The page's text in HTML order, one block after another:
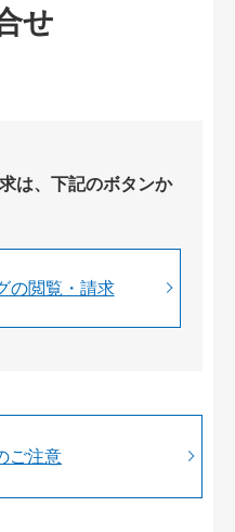
せ
は、下記のボタンか
の閲覧・請求
ご注意